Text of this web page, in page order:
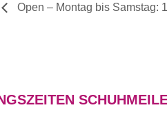
Open – Montag bis Samstag: